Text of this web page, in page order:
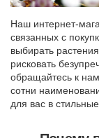
Наш интернет-
связанных с
выбирать
рисковать
обращайтесь к
сотни
для вас в